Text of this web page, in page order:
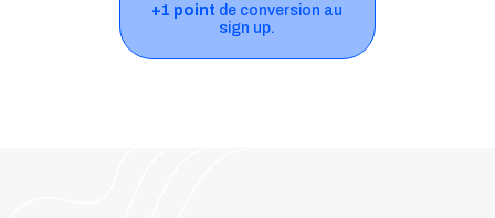
+1 point de conversion au
sign up.